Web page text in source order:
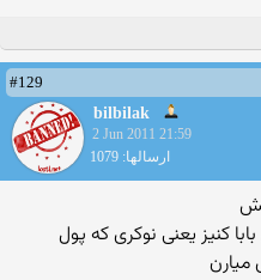
#129
bilbilak
2 Jun 2011 21:59
ارسالها: 1079
کنیز یعنی نوکری که پول
میارن